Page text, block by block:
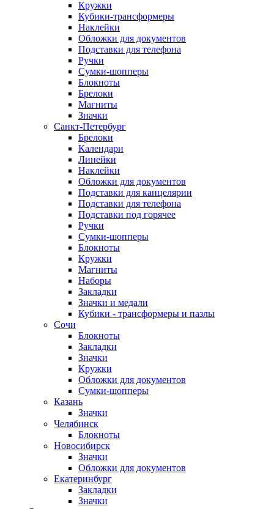
Кружки
Кубики-трансформеры
Наклейки
Обложки для документов
Подставки для телефона
Ручки
Сумки-шопперы
Блокноты
Брелоки
Магниты
Значки
Санкт-Петербург
Брелоки
Календари
Линейки
Наклейки
Обложки для документов
Подставки для канцелярии
Подставки для телефона
Подставки под горячее
Ручки
Сумки-шопперы
Блокноты
Кружки
Магниты
Наборы
Закладки
Значки и медали
Кубики - трансформеры и пазлы
Сочи
Блокноты
Закладки
Значки
Кружки
Обложки для документов
Сумки-шопперы
Казань
Значки
Челябинск
Блокноты
Новосибирск
Значки
Обложки для документов
Екатеринбург
Закладки
Значки